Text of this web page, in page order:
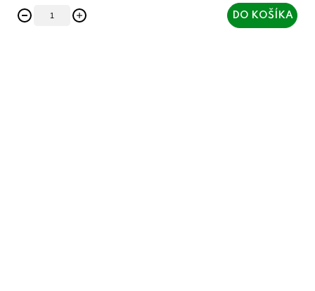
DO KOŠÍKA